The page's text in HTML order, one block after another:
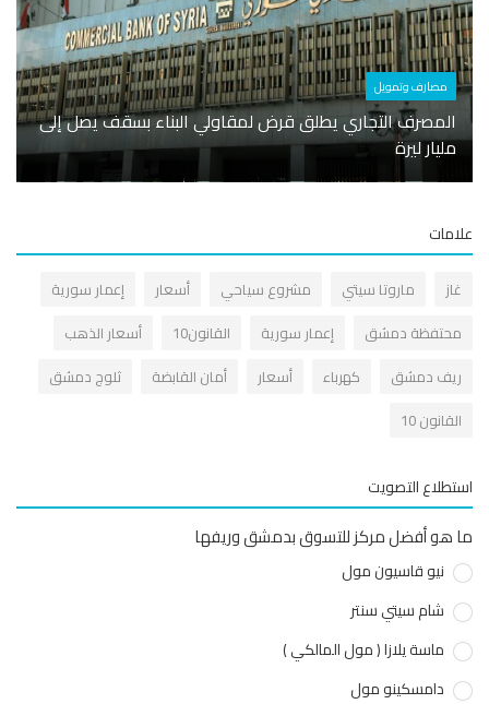
مصارف وتمويل
المصرف التجاري يطلق قرض لمقاولي البناء بسقف يصل إلى
مليار ليرة
ماروتا سيتي مشروع سياحي أسعار
إعمار سورية
دمشق
إعمار سورية القانون10
أسعار الذهب
دمشق
كهرباء أسعار أمان القابضة
ثلوج دمشق
10
التصويت
أفضل مركز للتسوق بدمشق وريفها
نيو قاسيون مول
شام سيتي سنتر
ماسة يلازا ( مول المالكي )
دامسكينو مول